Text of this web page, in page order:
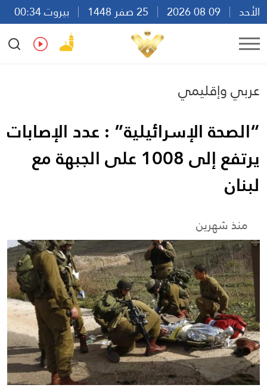
الأحد
بيروت 00:34
Ar
En Fr Es
عربي وإقليمي
“الصحة الإسرائيلية” : عدد الإصابات
يرتفع إلى 1008 على الجبهة مع
لبنان
منذ شهرين